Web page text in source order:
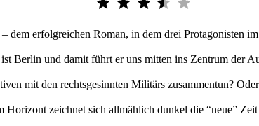
– dem erfolgreichen Roman, in dem drei Protagonisten
Berlin und damit führt er uns mitten ins Zentrum der
mit den rechtsgesinnten Militärs zusammentun?
zeichnet sich allmählich dunkel die “neue” Zeit